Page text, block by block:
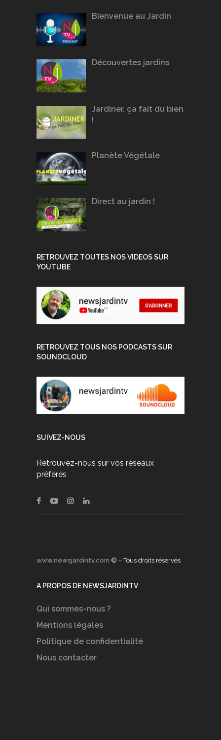
Bienvenue au Jardin
Découvertes jardins
Jardiner, ça fait du bien
!
Planète Végétale
Direct au jardin !
RETROUVEZ TOUTES NOS VIDEOS SUR
YOUTUBE
RETROUVEZ TOUS NOS PODCASTS SUR
SOUNDCLOUD
SUIVEZ-NOUS
Retrouvez-nous sur vos réseaux
préférés
www.newsjardintv.com © – Tous droits réservés
A PROPOS DE NEWSJARDINTV
Qui sommes-nous ?
Mentions légales
Politique de confidentialité
Nous contacter